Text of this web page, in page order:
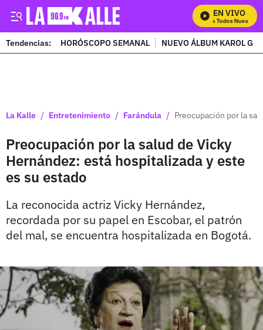
EN VIVO
Mira Todos Nuestros
Tendencias: HORÓSCOPO SEMANAL NUEVO ÁLBUM KAROL G
La Kalle / Entretenimiento / Farándula / Preocupación por la
Preocupación por la salud de Vicky
Hernández: está hospitalizada y este
es su estado
La reconocida actriz Vicky Hernández,
recordada por su papel en Escobar, el patrón
del mal, se encuentra hospitalizada en Bogotá.